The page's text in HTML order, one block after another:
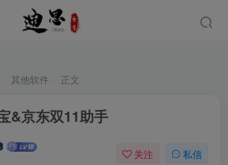
其他软件 正文
&京东双11助手
关注 私信